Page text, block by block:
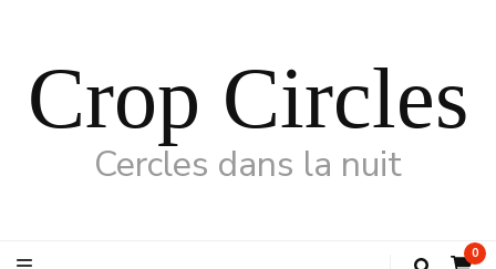
Crop Circles
Cercles dans la nuit
0